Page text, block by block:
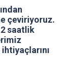
çeviriyoruz.
saatlik